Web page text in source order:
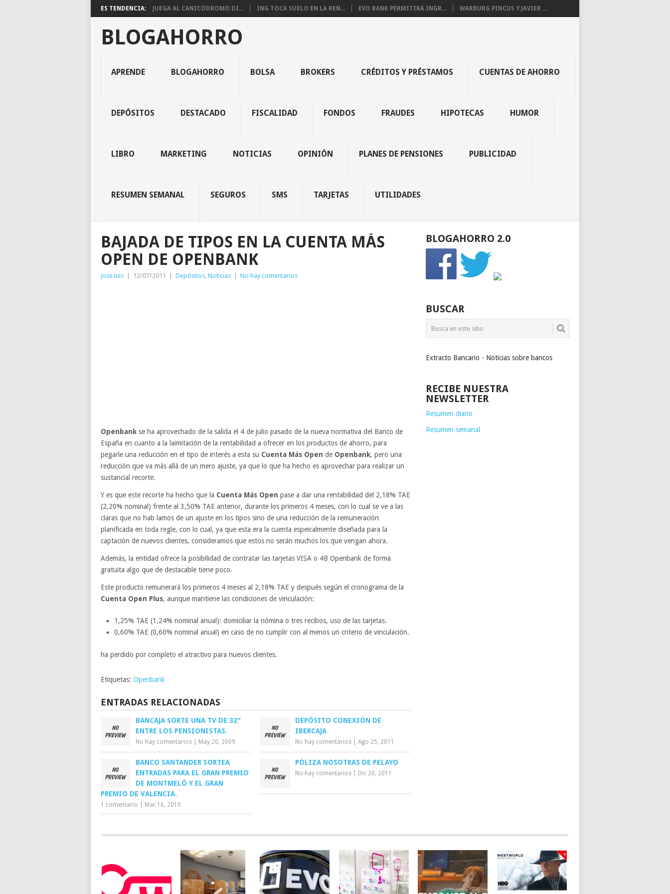
ES TENDENCIA: JUEGA AL CANICÓDROMO DI... ING TOCA SUELO EN LA REN... EVO BANK PERMITIRÁ INGR... WARBURG PINCUS Y JAVIER ...
BLOGAHORRO
APRENDE BLOGAHORRO BOLSA BROKERS CRÉDITOS Y PRÉSTAMOS CUENTAS DE AHORRO
DEPÓSITOS DESTACADO FISCALIDAD FONDOS FRAUDES HIPOTECAS HUMOR
LIBRO MARKETING NOTICIAS OPINIÓN PLANES DE PENSIONES PUBLICIDAD
RESUMEN SEMANAL SEGUROS SMS TARJETAS UTILIDADES
BAJADA DE TIPOS EN LA CUENTA MÁS
OPEN DE OPENBANK
jose.luis 12/07/2011 Depósitos, Noticias No hay comentarios
Openbank se ha aprovechado de la salida el 4 de julio pasado de la nueva normativa del Banco de
España en cuanto a la laimitación de la rentabilidad a ofrecer en los productos de ahorro, para
pegarle una reducción en el tipo de interés a esta su Cuenta Más Open de Openbank, pero una
reducción que va más allá de un mero ajuste, ya que lo que ha hecho es aprovechar para realizar un
sustancial recorte.
Y es que este recorte ha hecho que la Cuenta Más Open pase a dar una rentabilidad del 2,18% TAE
(2,20% nominal) frente al 3,50% TAE anterior, durante los primeros 4 meses, con lo cual se ve a las
claras que no hab lamos de un ajuste en los tipos sino de una reducción de la remuneración
planificada en toda regle, con lo cual, ya que esta era la cuenta espeicalmente diseñada para la
captación de nuevos clientes, consideramos que estos no serán muchos los que vengan ahora.
Además, la entidad ofrece la posibilidad de contratar las tarjetas VISA o 4B Openbank de forma
gratuita algo que de destacable tiene poco.
Este producto remunerará los primeros 4 meses al 2,18% TAE y después según el cronograma de la
Cuenta Open Plus, aunque mantiene las condiciones de vinculación:
1,25% TAE (1,24% nominal anual): domiciliar la nómina o tres recibos, uso de las tarjetas.
0,60% TAE (0,60% nominal anual) en caso de no cumplir con al menos un criterio de vinculación.
ha perdido por completo el atractivo para nuevos clientes.
Etiquetas: Openbank
ENTRADAS RELACIONADAS
BANCAJA SORTE UNA TV DE 32″
ENTRE LOS PENSIONISTAS.
No hay comentarios May 20, 2009
DEPÓSITO CONEXIÓN DE
IBERCAJA
No hay comentarios |Ago 25, 2011
BANCO SANTANDER SORTEA
ENTRADAS PARA EL GRAN PREMIO
DE MONTMELÓ Y EL GRAN
PREMIO DE VALENCIA.
1 comentario Mar 16, 2010
PÓLIZA NOSOTRAS DE PELAYO
No hay comentarios Dic 20, 2011
BLOGAHORRO 2.0
BUSCAR
Extracto Bancario - Noticias sobre bancos
RECIBE NUESTRA
NEWSLETTER
Resumen diario
Resumen semanal